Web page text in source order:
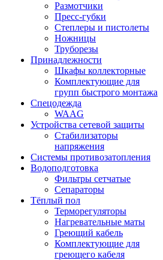
Размотчики
Пресс-губки
Степлеры и пистолеты
Ножницы
Труборезы
Принадлежности
Шкафы коллекторные
Комплектующие для
групп быстрого монтажа
Спецодежда
WAAG
Устройства сетевой защиты
Стабилизаторы
напряжения
Системы противозатопления
Водоподготовка
Фильтры сетчатые
Сепараторы
Тёплый пол
Терморегуляторы
Нагревательные маты
Греющий кабель
Комплектующие для
греющего кабеля